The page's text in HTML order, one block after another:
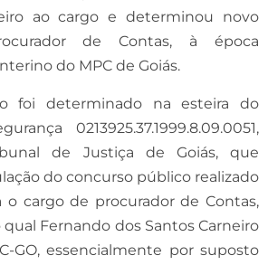
ao cargo e determinou novo
de Contas, à época
do MPC de Goiás.
foi determinado na esteira do
0213925.37.1999.8.09.0051,
de Justiça de Goiás, que
do concurso público realizado
o cargo de procurador de Contas,
Fernando dos Santos Carneiro
GO, essencialmente por suposto